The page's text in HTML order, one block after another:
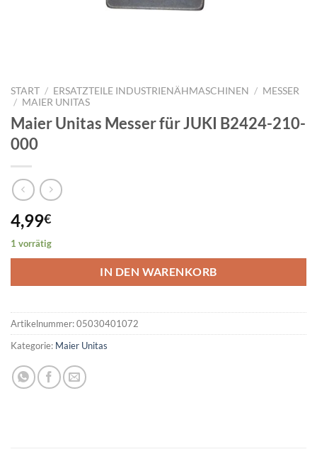
START / ERSATZTEILE INDUSTRIENÄHMASCHINEN / MESSER
/ MAIER UNITAS
Maier Unitas Messer für JUKI B2424-210-
000
4,99€
1 vorrätig
IN DEN WARENKORB
Artikelnummer:05030401072
Kategorie: Maier Unitas